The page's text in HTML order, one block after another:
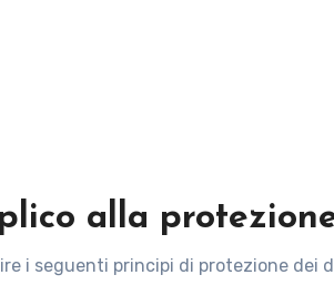
alla
i seguenti principi di protezione dei